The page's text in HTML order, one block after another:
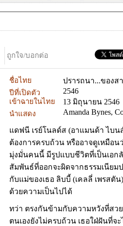
ถูกใจ/บอกต่อ
ชื่อไทย ปรารถนา...ของส
ปีที่เปิดตัว 2546
เข้าฉายในไทย 13 มิถุนายน 2546
นำแสดง Amanda Bynes,
แดฟนี เรย์โนลด์ส (อาแมนด้า ไบ
ต้องการครบถ้วน หรืออาจดูเหมือ
มุ่งมั่นคนนี้ มีรูปแบบชีวิตที่เป็นเอก
สัมพันธ์ที่ออกจะผิดจากธรรมเนียม
กับแม่ของเธอ ลิบบี้ (เคลลี่ เพรสตั
ด้วยความเป็นไปได้
ทว่า ตรงกันข้ามกับความหวังที่สว
ตนเองยังไม่ครบถ้วน เธอใฝ่ฝันที่จ